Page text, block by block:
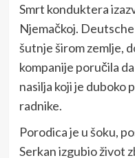
Smrt konduktera
Njemačkoj.
šutnje širom zemlje,
kompanije poručila
nasilja koji je duboko
radnike.
Porodica je u šoku,
Serkan izgubio život